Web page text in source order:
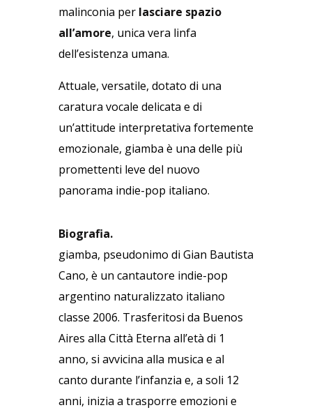
malinconia per lasciare spazio
all’amore, unica vera linfa
dell’esistenza umana.
Attuale, versatile, dotato di una
caratura vocale delicata e di
un’attitude interpretativa fortemente
emozionale, giamba è una delle più
promettenti leve del nuovo
panorama indie-pop italiano.
Biografia.
giamba, pseudonimo di Gian Bautista
Cano, è un cantautore indie-pop
argentino naturalizzato italiano
classe 2006. Trasferitosi da Buenos
Aires alla Città Eterna all’età di 1
anno, si avvicina alla musica e al
canto durante l’infanzia e, a soli 12
anni, inizia a trasporre emozioni e